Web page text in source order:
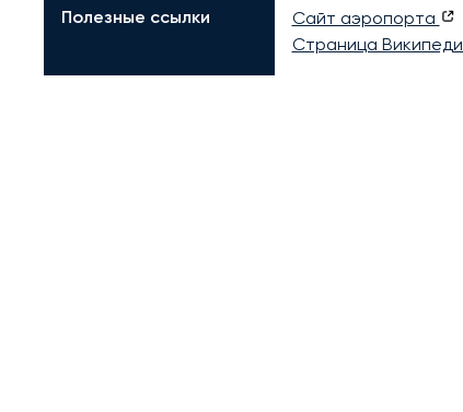
Полезные ссылки
Сайт аэропорта
Страница